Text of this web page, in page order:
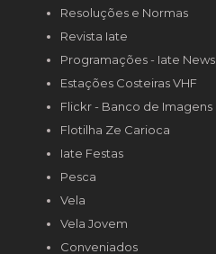
Resoluções e Normas
Revista Iate
Programações - Iate News
Estações Costeiras VHF
Flickr - Banco de Imagens
Flotilha Ze Carioca
Iate Festas
Pesca
Vela
Vela Jovem
Conveniados